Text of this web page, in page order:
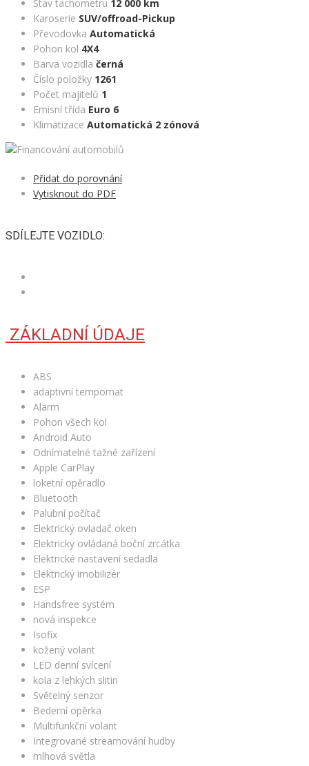
Stav tachometru 12 000 km
Karoserie SUV/offroad-Pickup
Převodovka Automatická
Pohon kol 4X4
Barva vozidla černá
Číslo položky 1261
Počet majitelů 1
Emisní třída Euro 6
Klimatizace Automatická 2 zónová
Přidat do porovnání
Vytisknout do PDF
SDÍLEJTE VOZIDLO:
ZÁKLADNÍ ÚDAJE
ABS
adaptivní tempomat
Alarm
Pohon všech kol
Android Auto
Odnímatelné tažné zařízení
Apple CarPlay
loketní opěradlo
Bluetooth
Palubní počítač
Elektrický ovladač oken
Elektricky ovládaná boční zrcátka
Elektrické nastavení sedadla
Elektrický imobilizér
ESP
Handsfree systém
nová inspekce
Isofix
kožený volant
LED denní svícení
kola z lehkých slitin
Světelný senzor
Bederní opěrka
Multifunkční volant
Integrované streamování hudby
mlhová světla